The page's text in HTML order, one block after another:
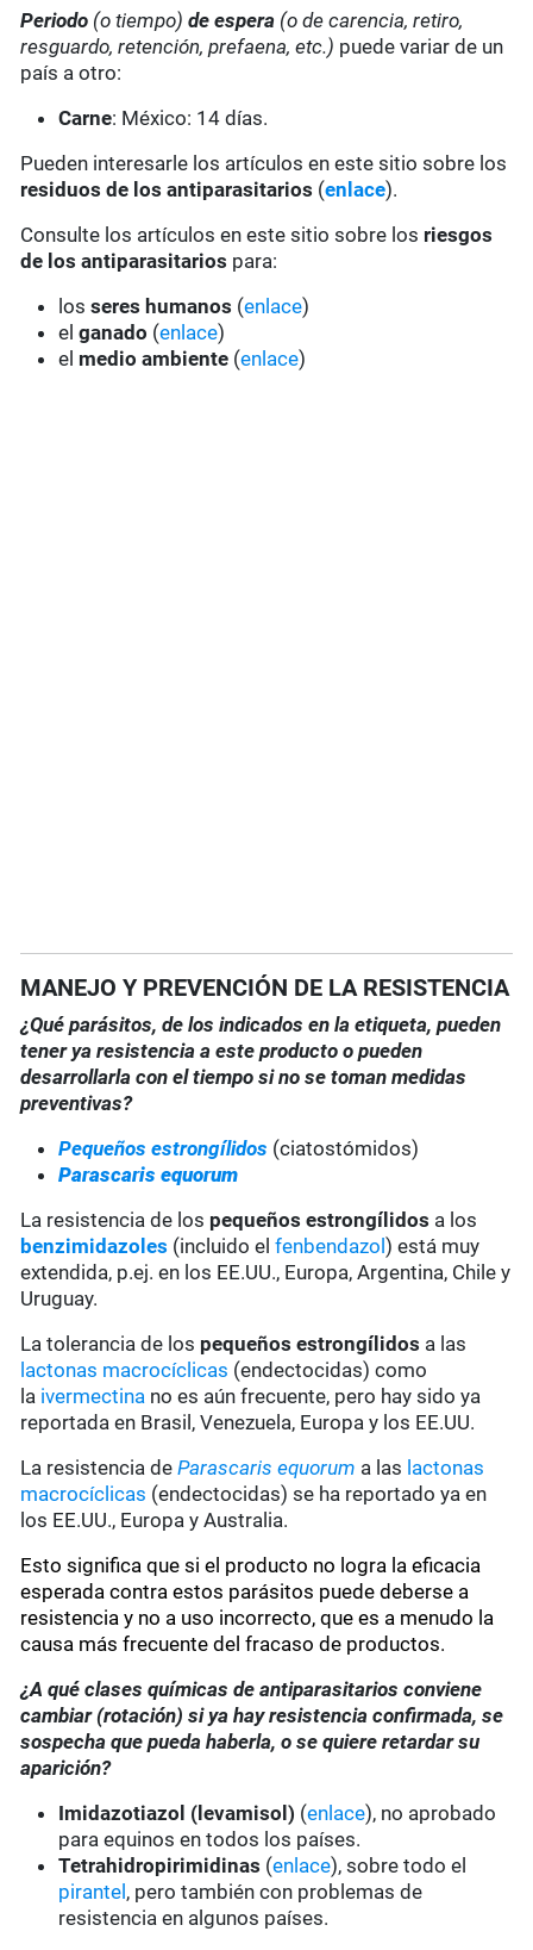
Periodo (o tiempo) de espera (o de carencia, retiro,
resguardo, retención, prefaena, etc.) puede variar de un
país a otro:
Carne: México: 14 días.
Pueden interesarle los artículos en este sitio sobre los
residuos de los antiparasitarios (enlace).
Consulte los artículos en este sitio sobre los riesgos
de los antiparasitarios para:
losseres humanos (enlace)
elganado (enlace)
el medio ambiente (enlace)
MANEJO Y PREVENCIÓN DE LA RESISTENCIA
¿Qué parásitos, de los indicados en la etiqueta, pueden
tener ya resistencia a este producto o pueden
desarrollarla con el tiempo si no se toman medidas
preventivas?
Pequeños estrongílidos (ciatostómidos)
Parascaris equorum
La resistencia de los pequeños estrongílidos a los
benzimidazoles (incluido elfenbendazol) está muy
extendida, p.ej. en los EE.UU., Europa, Argentina, Chile y
Uruguay.
La tolerancia de los pequeños estrongílidos a las
lactonas macrocíclicas (endectocidas) como
la ivermectina no es aún frecuente, pero hay sido ya
reportada en Brasil, Venezuela, Europa y los EE.UU.
La resistencia deParascaris equorum a las lactonas
macrocíclicas (endectocidas) se ha reportado ya en
los EE.UU., Europa y Australia.
Esto significa que si el producto no logra la eficacia
esperada contra estos parásitos puede deberse a
resistencia y no a uso incorrecto, que es a menudo la
causa más frecuente del fracaso de productos.
¿A qué clases químicas de antiparasitarios conviene
cambiar (rotación) si ya hay resistencia confirmada, se
sospecha que pueda haberla, o se quiere retardar su
aparición?
Imidazotiazol (levamisol) (enlace), no aprobado
para equinos en todos los países.
Tetrahidropirimidinas (enlace), sobre todo el
pirantel , pero también con problemas de
resistencia en algunos países.